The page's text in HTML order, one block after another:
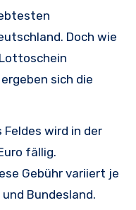
Doch wie
sich die
Feldes wird in der
fällig.
Gebühr variiert je
Bundesland.